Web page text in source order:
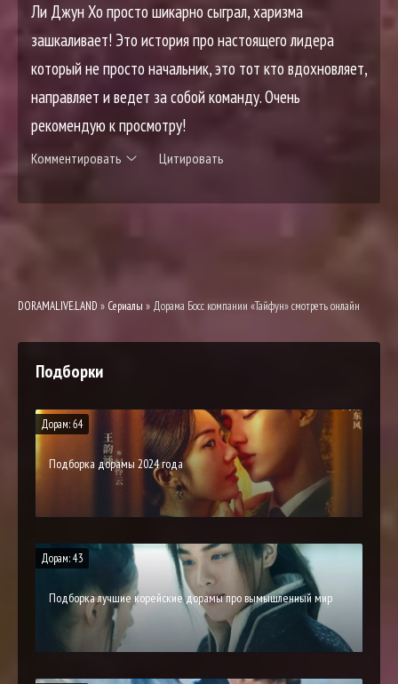
Ли Джун Хо просто шикарно сыграл, харизма
зашкаливает! Это история про настоящего лидера
который не просто начальник, это тот кто вдохновляет,
направляет и ведет за собой команду. Очень
рекомендую к просмотру!
Комментировать Цитировать
DORAMALIVE.LAND » Сериалы » Дорама Босс компании «Тайфун» смотреть онлайн
Подборки
Дорам: 64
Подборка дорамы 2024 года
Дорам: 43
Подборка лучшие корейские дорамы про вымышленный мир